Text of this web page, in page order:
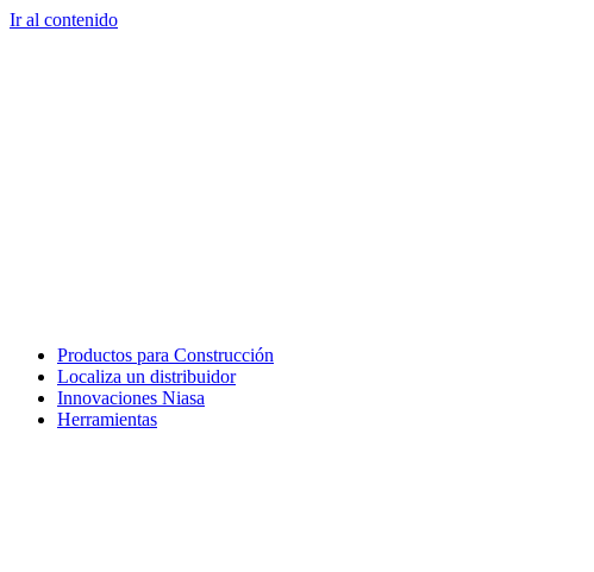
Ir al contenido
Productos para Construcción
Localiza un distribuidor
Innovaciones Niasa
Herramientas